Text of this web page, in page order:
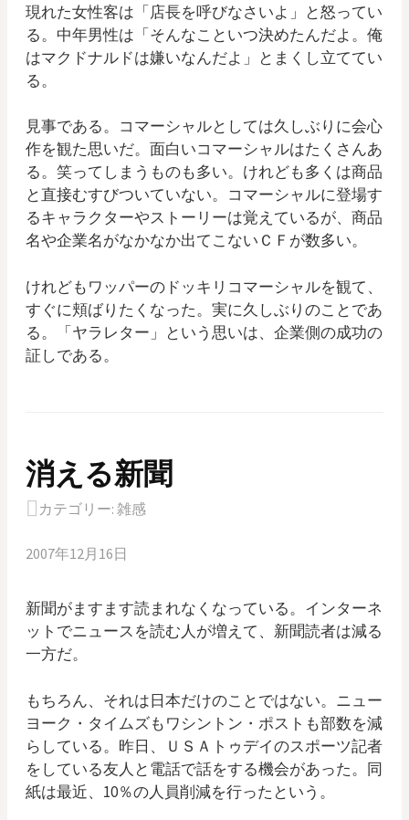
現れた女性客は「店長を呼びなさいよ」と怒ってい
る。中年男性は「そんなこといつ決めたんだよ。俺
はマクドナルドは嫌いなんだよ」とまくし立ててい
る。
見事である。コマーシャルとしては久しぶりに会心
作を観た思いだ。面白いコマーシャルはたくさんあ
る。笑ってしまうものも多い。けれども多くは商品
と直接むすびついていない。コマーシャルに登場す
るキャラクターやストーリーは覚えているが、商品
名や企業名がなかなか出てこないＣＦが数多い。
けれどもワッパーのドッキリコマーシャルを観て、
すぐに頬ばりたくなった。実に久しぶりのことであ
る。「ヤラレター」という思いは、企業側の成功の
証しである。
消える新聞
カテゴリー: 雑感
2007年12月16日
新聞がますます読まれなくなっている。インターネ
ットでニュースを読む人が増えて、新聞読者は減る
一方だ。
もちろん、それは日本だけのことではない。ニュー
ヨーク・タイムズもワシントン・ポストも部数を減
らしている。昨日、ＵＳＡトゥデイのスポーツ記者
をしている友人と電話で話をする機会があった。同
紙は最近、10％の人員削減を行ったという。